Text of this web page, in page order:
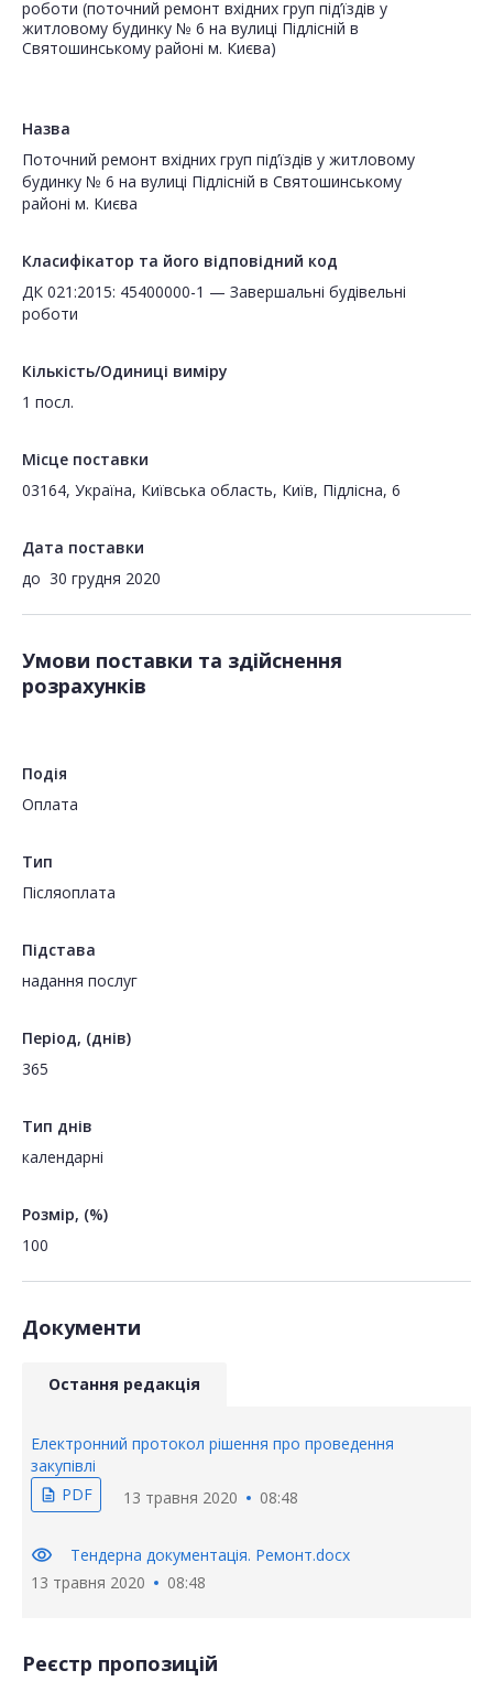
роботи (поточний ремонт вхідних груп під’їздів у
житловому будинку № 6 на вулиці Підлісній в
Святошинському районі м. Києва)
Назва
Поточний ремонт вхідних груп під’їздів у житловому
будинку № 6 на вулиці Підлісній в Святошинському
районі м. Києва
Класифікатор та його відповідний код
ДК 021:2015: 45400000-1 — Завершальні будівельні
роботи
Кількість/Одиниці виміру
1 посл.
Місце поставки
03164, Україна, Київська область, Київ, Підлісна, 6
Дата поставки
до 30 грудня 2020
Умови поставки та здійснення
розрахунків
Подія
Оплата
Тип
Пiсляоплата
Підстава
надання послуг
Період, (днів)
365
Тип днів
календарні
Розмір, (%)
100
Документи
Остання редакція
Електронний протокол рішення про проведення
закупівлі
description PDF 13 травня 2020 08:48
visibility
Тендерна документація. Ремонт.docx
13 травня 2020
08:48
Реєстр пропозицій